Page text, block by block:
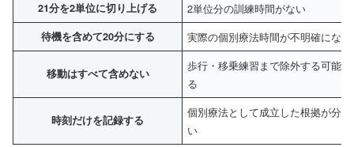
21分を2単位に切り上げる 2単位分の訓練時間がない
待機を含めて20分にする 実際の個別療法時間が不明確になる
移動はすべて含めない
歩行・移乗練習まで除外する可能
る
時刻だけを記録する
個別療法として成立した根拠が分
い